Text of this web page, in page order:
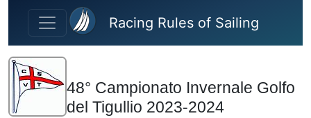
Skip to main content
Racing Rules of Sailing
48° Campionato Invernale Golfo
del Tigullio 2023-2024